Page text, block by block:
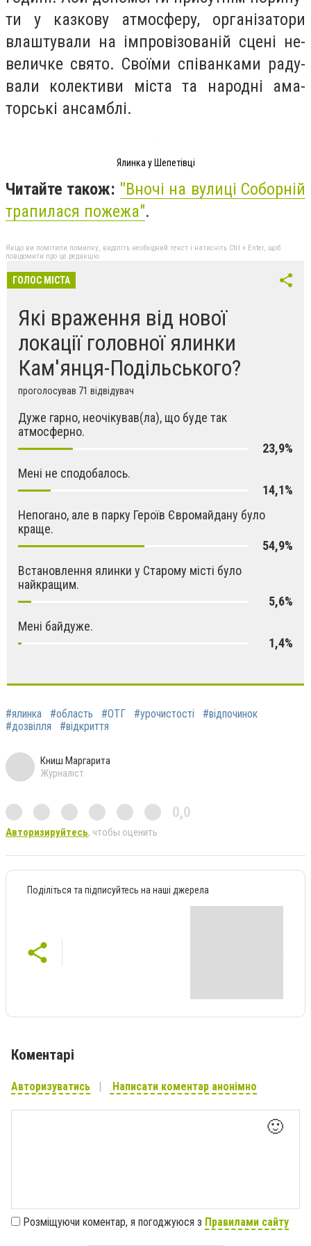
ти у каз­ко­ву ат­мосфе­ру, ор­га­ні­за­то­ри
влаш­ту­ва­ли на ім­про­ві­зо­ва­ній сце­ні не­
ве­лич­ке свя­то. Сво­їми спі­ван­ка­ми ра­ду­
вали колективи міста та на­род­ні ама­
торсь­кі ан­сам­блі.
Ялинка у Шепетівці
Читайте також: "Вночі на вулиці Соборній
трапилася пожежа".
Якщо ви помітили помилку, виділіть необхідний текст і натисніть Ctrl + Enter, щоб
повідомити про це редакцію
ГОЛОС МІСТА
Які враження від нової
локації головної ялинки
Кам'янця-Подільського?
проголосував 71 відвідувач
Дуже гарно, неочікував(ла), що буде так
атмосферно.
23,9%
Мені не сподобалось.
14,1%
Непогано, але в парку Героїв Євромайдану було
краще.
54,9%
Встановлення ялинки у Старому місті було
найкращим.
5,6%
Мені байдуже.
1,4%
#ялинка #область #ОТГ #урочистості
#відпочинок
#дозвілля
#відкриття
Книш Маргарита
Журналіст
0,0
Авторизируйтесь, чтобы оценить
Поділіться та підписуйтесь на наші джерела
Коментарі
Авторизуватись Написати коментар анонімно
🙂
Розміщуючи коментар, я погоджуюся з Правилами сайту